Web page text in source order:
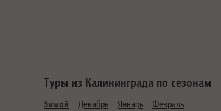
Туры из Калининграда по сезонам
Зимой Декабрь Январь Февраль